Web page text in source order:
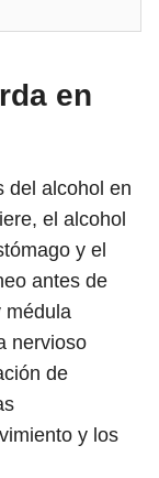
en
del alcohol en
el alcohol
y el
antes de
médula
nervioso
de
y los